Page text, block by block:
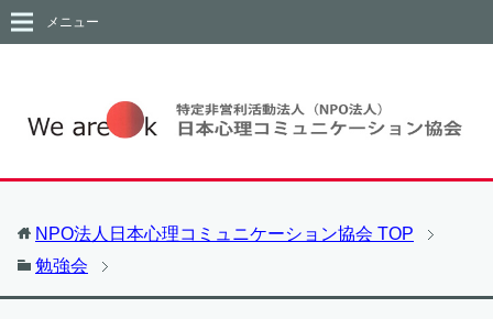
メニュー
NPO法人日本心理コミュニケーション協会 TOP
勉強会